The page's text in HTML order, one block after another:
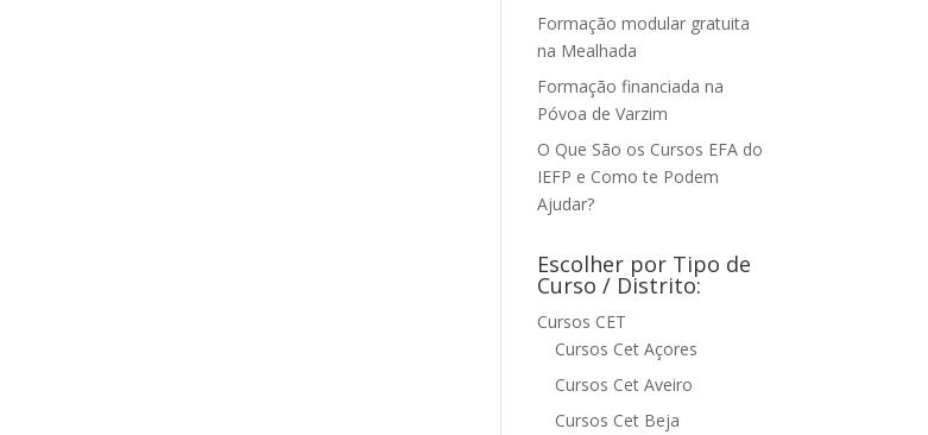
Formação modular gratuita
na Mealhada
Formação financiada na
Póvoa de Varzim
O Que São os Cursos EFA do
IEFP e Como te Podem
Ajudar?
Escolher por Tipo de
Curso / Distrito:
Cursos CET
Cursos Cet Açores
Cursos Cet Aveiro
Cursos Cet Beja